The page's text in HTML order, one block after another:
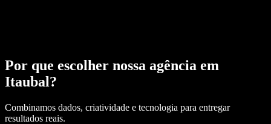
Por que escolher nossa agência em
Itaubal?
Combinamos dados, criatividade e tecnologia para entregar
resultados reais.